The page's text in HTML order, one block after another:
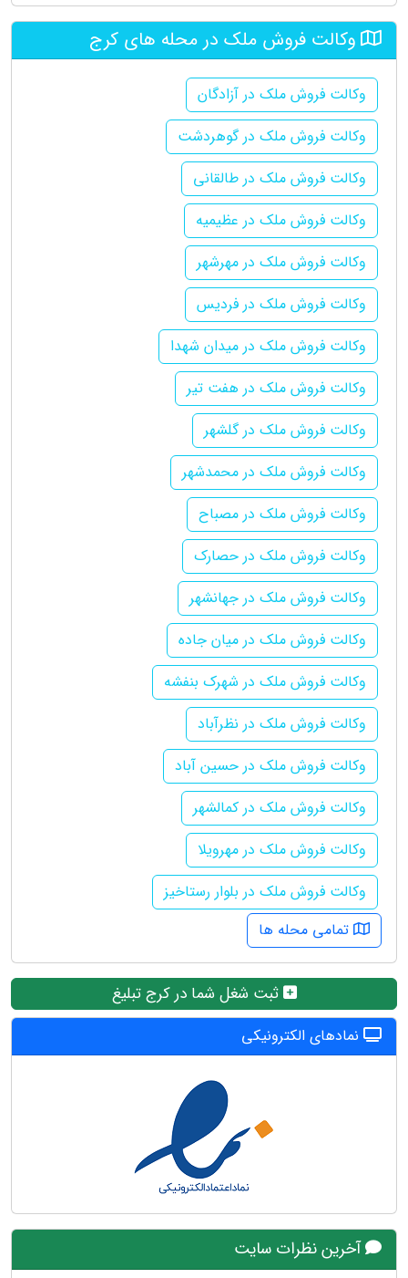
وکالت فروش ملک در محله های کرج
وکالت فروش ملک در آزادگان
وکالت فروش ملک در گوهردشت
وکالت فروش ملک در طالقانی
وکالت فروش ملک در عظیمیه
وکالت فروش ملک در مهرشهر
وکالت فروش ملک در فردیس
وکالت فروش ملک در میدان شهدا
وکالت فروش ملک در هفت تیر
وکالت فروش ملک در گلشهر
وکالت فروش ملک در محمدشهر
وکالت فروش ملک در مصباح
وکالت فروش ملک در حصارک
وکالت فروش ملک در جهانشهر
وکالت فروش ملک در میان جاده
وکالت فروش ملک در شهرک بنفشه
وکالت فروش ملک در نظرآباد
وکالت فروش ملک در حسین آباد
وکالت فروش ملک در کمالشهر
وکالت فروش ملک در مهرویلا
وکالت فروش ملک در بلوار رستاخیز
تمامی محله ها
ثبت شغل شما در کرج تبلیغ
نمادهای الکترونیکی
آخرین نظرات سایت